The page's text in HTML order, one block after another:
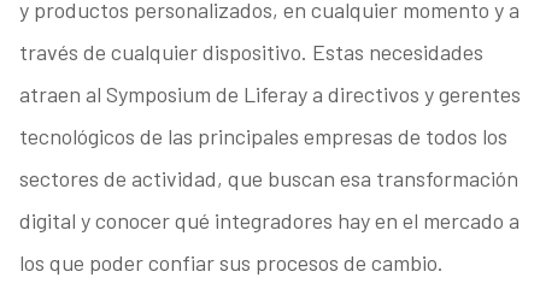
y productos personalizados, en cualquier momento y a
través de cualquier dispositivo. Estas necesidades
atraen al Symposium de Liferay a directivos y gerentes
tecnológicos de las principales empresas de todos los
sectores de actividad, que buscan esa transformación
digital y conocer qué integradores hay en el mercado a
los que poder confiar sus procesos de cambio.